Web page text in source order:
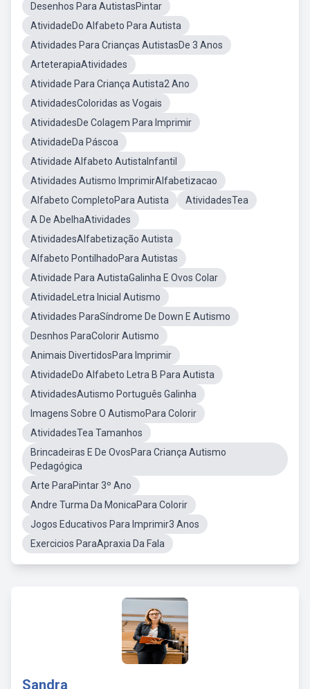
Desenhos Para AutistasPintar
AtividadeDo Alfabeto Para Autista
Atividades Para Crianças AutistasDe 3 Anos
ArteterapiaAtividades
Atividade Para Criança Autista2 Ano
AtividadesColoridas as Vogais
AtividadesDe Colagem Para Imprimir
AtividadeDa Páscoa
Atividade Alfabeto AutistaInfantil
Atividades Autismo ImprimirAlfabetizacao
Alfabeto CompletoPara Autista
AtividadesTea
A De AbelhaAtividades
AtividadesAlfabetização Autista
Alfabeto PontilhadoPara Autistas
Atividade Para AutistaGalinha E Ovos Colar
AtividadeLetra Inicial Autismo
Atividades ParaSíndrome De Down E Autismo
Desnhos ParaColorir Autismo
Animais DivertidosPara Imprimir
AtividadeDo Alfabeto Letra B Para Autista
AtividadesAutismo Português Galinha
Imagens Sobre O AutismoPara Colorir
AtividadesTea Tamanhos
Brincadeiras E De OvosPara Criança Autismo
Pedagógica
Arte ParaPintar 3º Ano
Andre Turma Da MonicaPara Colorir
Jogos Educativos Para Imprimir3 Anos
Exercicios ParaApraxia Da Fala
Sandra